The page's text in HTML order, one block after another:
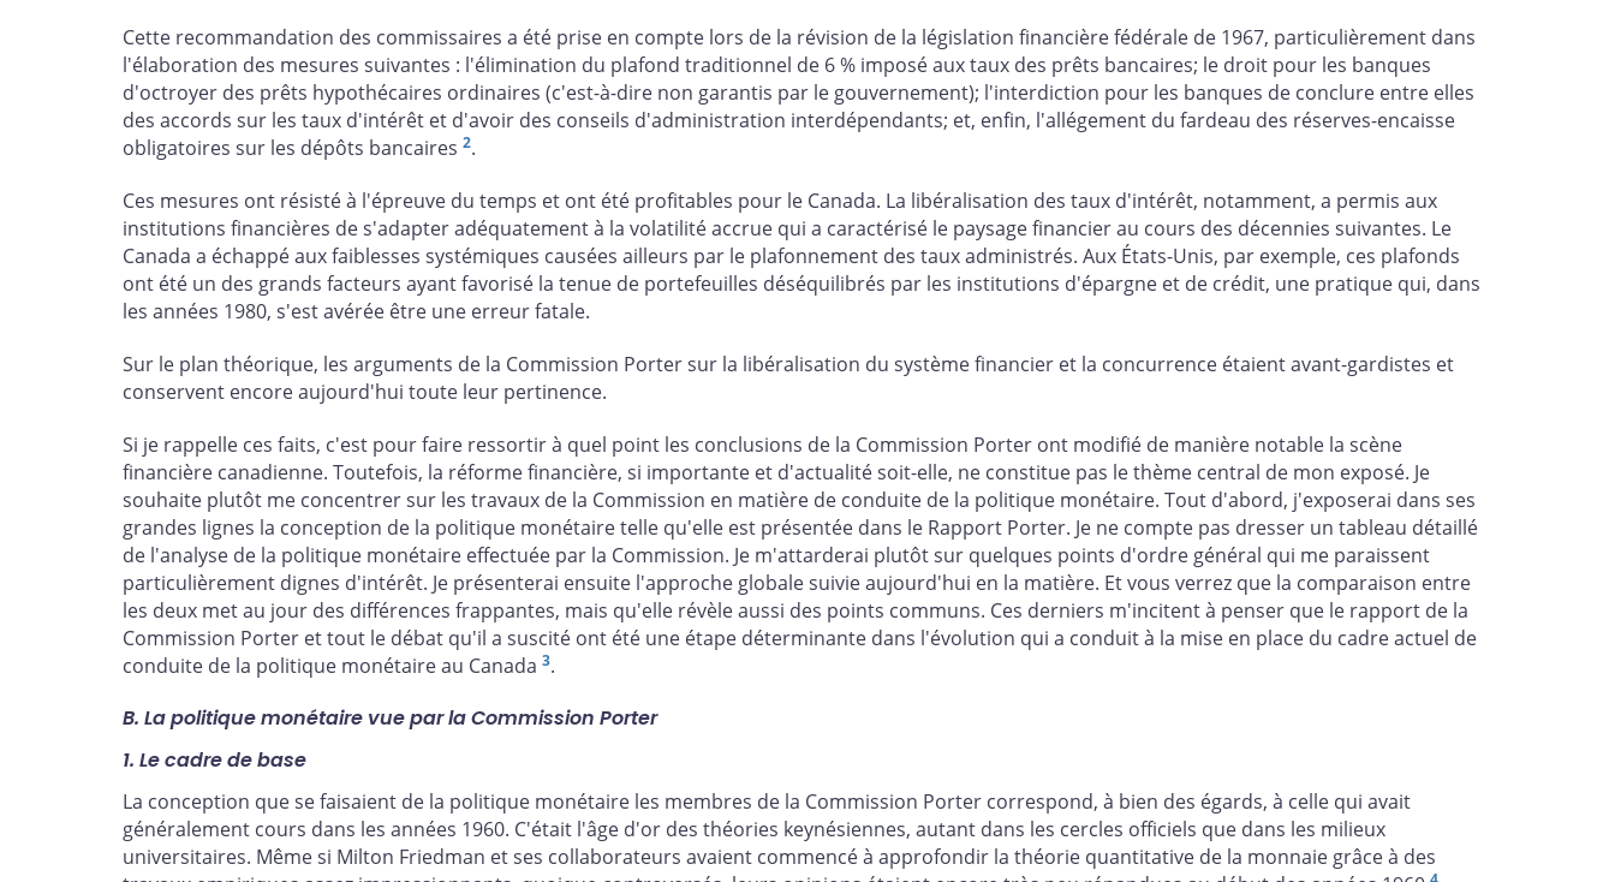
Cette recommandation des commissaires a été prise en compte lors de la révision de la législation financière fédérale de 1967, particulièrement dans
l'élaboration des mesures suivantes : l'élimination du plafond traditionnel de 6 % imposé aux taux des prêts bancaires; le droit pour les banques
d'octroyer des prêts hypothécaires ordinaires (c'est-à-dire non garantis par le gouvernement); l'interdiction pour les banques de conclure entre elles
des accords sur les taux d'intérêt et d'avoir des conseils d'administration interdépendants; et, enfin, l'allégement du fardeau des réserves-encaisse
obligatoires sur les dépôts bancaires 2.
Ces mesures ont résisté à l'épreuve du temps et ont été profitables pour le Canada. La libéralisation des taux d'intérêt, notamment, a permis aux
institutions financières de s'adapter adéquatement à la volatilité accrue qui a caractérisé le paysage financier au cours des décennies suivantes. Le
Canada a échappé aux faiblesses systémiques causées ailleurs par le plafonnement des taux administrés. Aux États-Unis, par exemple, ces plafonds
ont été un des grands facteurs ayant favorisé la tenue de portefeuilles déséquilibrés par les institutions d'épargne et de crédit, une pratique qui, dans
les années 1980, s'est avérée être une erreur fatale.
Sur le plan théorique, les arguments de la Commission Porter sur la libéralisation du système financier et la concurrence étaient avant-gardistes et
conservent encore aujourd'hui toute leur pertinence.
Si je rappelle ces faits, c'est pour faire ressortir à quel point les conclusions de la Commission Porter ont modifié de manière notable la scène
financière canadienne. Toutefois, la réforme financière, si importante et d'actualité soit-elle, ne constitue pas le thème central de mon exposé. Je
souhaite plutôt me concentrer sur les travaux de la Commission en matière de conduite de la politique monétaire. Tout d'abord, j'exposerai dans ses
grandes lignes la conception de la politique monétaire telle qu'elle est présentée dans le Rapport Porter. Je ne compte pas dresser un tableau détaillé
de l'analyse de la politique monétaire effectuée par la Commission. Je m'attarderai plutôt sur quelques points d'ordre général qui me paraissent
particulièrement dignes d'intérêt. Je présenterai ensuite l'approche globale suivie aujourd'hui en la matière. Et vous verrez que la comparaison entre
les deux met au jour des différences frappantes, mais qu'elle révèle aussi des points communs. Ces derniers m'incitent à penser que le rapport de la
Commission Porter et tout le débat qu'il a suscité ont été une étape déterminante dans l'évolution qui a conduit à la mise en place du cadre actuel de
conduite de la politique monétaire au Canada 3.
B. La politique monétaire vue par la Commission Porter
1. Le cadre de base
La conception que se faisaient de la politique monétaire les membres de la Commission Porter correspond, à bien des égards, à celle qui avait
généralement cours dans les années 1960. C'était l'âge d'or des théories keynésiennes, autant dans les cercles officiels que dans les milieux
universitaires. Même si Milton Friedman et ses collaborateurs avaient commencé à approfondir la théorie quantitative de la monnaie grâce à des